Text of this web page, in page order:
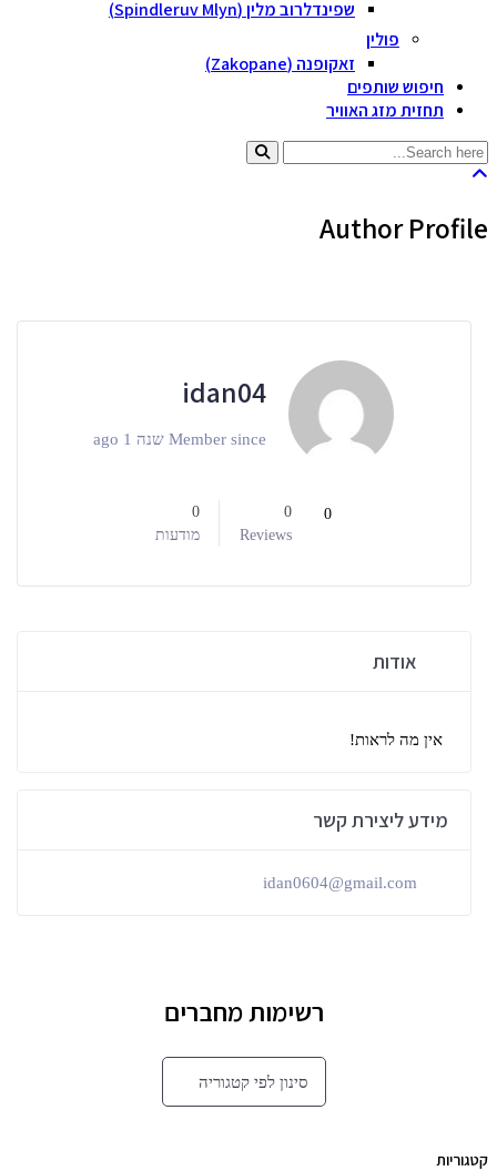
שפינדלרוב מלין (Spindleruv Mlyn)
פולין
זאקופנה (Zakopane)
חיפוש שותפים
תחזית מזג האוויר
Author Profile
idan04
Member since שנה 1 ago
0
0
Reviews
0
מודעות
אודות
אין מה לראות!
מידע ליצירת קשר
idan0604@gmail.com
רשימות מחברים
סינון לפי קטגוריה
קטגוריות